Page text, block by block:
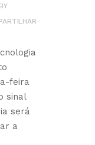
BY
feira
sinal
será
a